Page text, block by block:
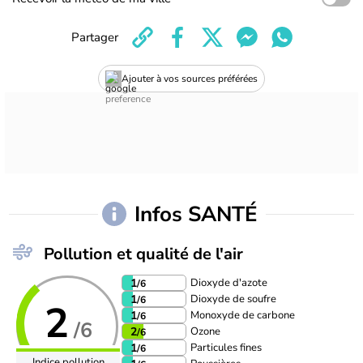
Ajouter à vos sources préférées
Partager
Infos SANTÉ
Pollution et qualité de l'air
2 /6
1/6 Dioxyde d'azote
1/6 Dioxyde de soufre
1/6 Monoxyde de carbone
2/6 Ozone
1/6 Particules fines